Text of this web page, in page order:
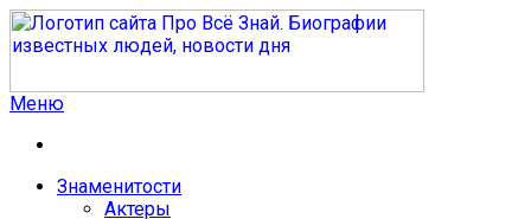
ни расскажет никто другой
Меню
Знаменитости
Актеры